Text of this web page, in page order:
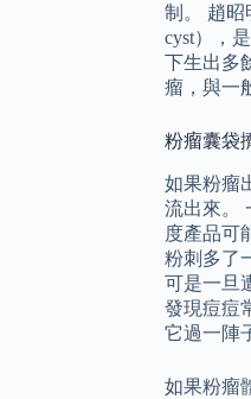
制。 趙昭
cyst），
下生出多
瘤，與一
粉瘤囊袋
如果粉瘤
流出來。
度產品可
粉刺多了
可是一旦
發現痘痘
它過一陣
如果粉瘤